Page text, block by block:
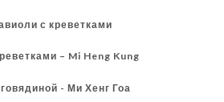
с креветками
– Mi Heng Kung
- Ми Хенг Гоа